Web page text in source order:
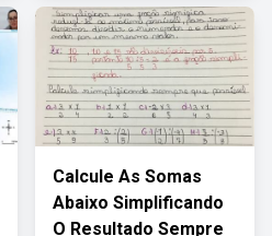
Calcule As Somas
Abaixo Simplificando
O Resultado Sempre